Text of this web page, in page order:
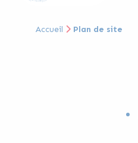
Accueil Plan de site